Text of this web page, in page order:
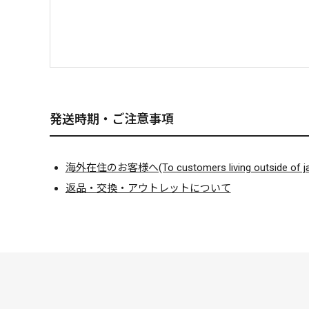
発送時期・ご注意事項
海外在住のお客様へ(To customers living outside of
返品・交換・アウトレットについて